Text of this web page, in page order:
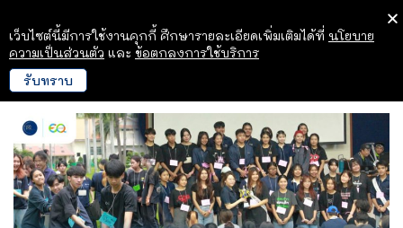
เว็บไซต์นี้มีการใช้งานคุกกี้ ศึกษารายละเอียดเพิ่มเติมได้ที่ นโยบาย
ความเป็นส่วนตัว และ ข้อตกลงการใช้บริการ
รับทราบ